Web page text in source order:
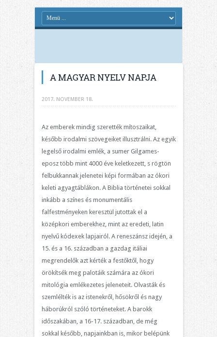
A MAGYAR NYELV NAPJA
2017. NOVEMBER 18.
Az emberek mindig szerették mítoszaikat,
később irodalmi szövegeiket illusztrálni. Az egyik
legelső irodalmi emlék, a sumer Gilgames-
eposz több mint 4000 éve keletkezett, s rögtön
felbukkannak jelenetei képi formában az ókori
keleti agyagtáblákon. A Biblia történetei sokkal
inkább a színes és monumentális
falfestményeken keresztül jutottak el a
középkori emberekhez, mint az eredeti, latin
nyelvű kódexek lapjairól. A reneszánsz idején, a
15. és a 16. században a gazdag itáliai
megrendelők azt kérték a festőktől, hogy
örökítsék meg palotáik számára az ókori
mitológia emlékezetes jeleneteit. Olvasták és
szemlélték is az istenekről, hősökről és nagy
háborúkról szóló történeteket. A barokk
időszakában, a 16-17. században, de még
sokkal később, napjainkban is, mikor belépünk